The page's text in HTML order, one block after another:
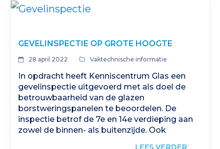
GEVELINSPECTIE OP GROTE HOOGTE
28 april 2022 Vaktechnische informatie
In opdracht heeft Kenniscentrum Glas een
gevelinspectie uitgevoerd met als doel de
betrouwbaarheid van de glazen
borstweringspanelen te beoordelen. De
inspectie betrof de 7e en 14e verdieping aan
zowel de binnen- als buitenzijde. Ook
LEES VERDER